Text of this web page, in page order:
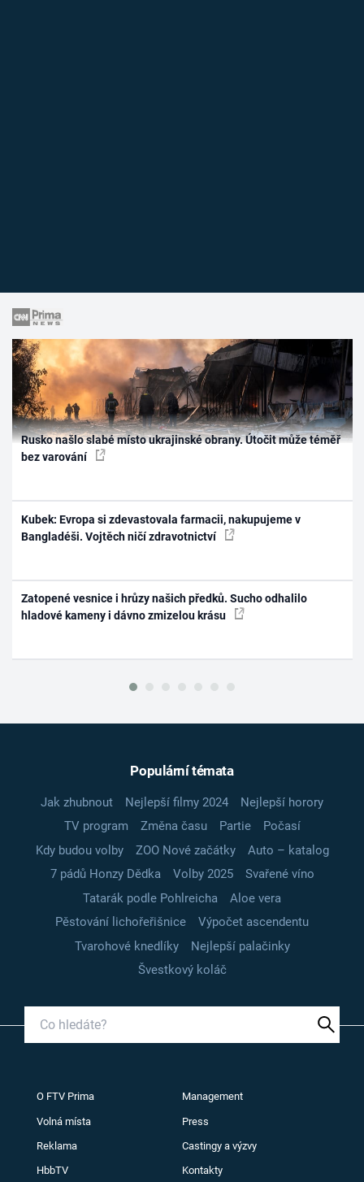
Rusko našlo slabé místo ukrajinské obrany. Útočit může téměř
bez varování
Kubek: Evropa si zdevastovala farmacii, nakupujeme v
Bangladéši. Vojtěch ničí zdravotnictví
Zatopené vesnice i hrůzy našich předků. Sucho odhalilo
hladové kameny i dávno zmizelou krásu
Populární témata
Jak zhubnout Nejlepší filmy 2024
Nejlepší horory
TV program
Změna času Partie
Počasí
Kdy budou volby
ZOO Nové začátky
Auto – katalog
7 pádů Honzy Dědka
Volby 2025
Svařené víno
Tatarák podle Pohlreicha
Aloe vera
Pěstování lichořeřišnice
Výpočet ascendentu
Tvarohové knedlíky
Nejlepší palačinky
Švestkový koláč
O FTV Prima Management
Volná místa Press
Reklama Castingy a výzvy
HbbTV Kontakty